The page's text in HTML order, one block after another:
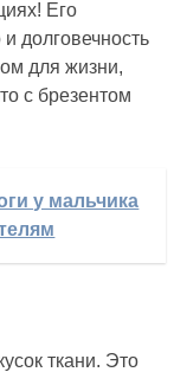
Его
долговечность
для жизни,
с брезентом
у мальчика
ткани. Это